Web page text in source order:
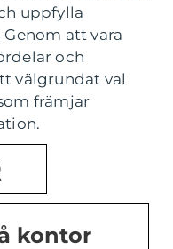
uppfylla
att vara
och
välgrundat val
främjar
kontor